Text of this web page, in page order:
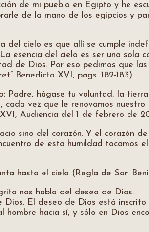
de mi pueblo en Egipto y he
de la mano de los egipcios y
del cielo es que allí se cumple
esencia del cielo es ser una sola
de Dios. Por eso pedimos que
Benedicto XVI, pags. 182-183).
Padre, hágase tu voluntad, la
vez que le renovamos
Audiencia del 1 de febrero de
sino del corazón. Y el corazón
de esta humildad tocamos
hasta el cielo (Regla de San
nos habla del deseo de Dios.
Dios. El deseo de Dios está
hacia sí, y sólo en Dios